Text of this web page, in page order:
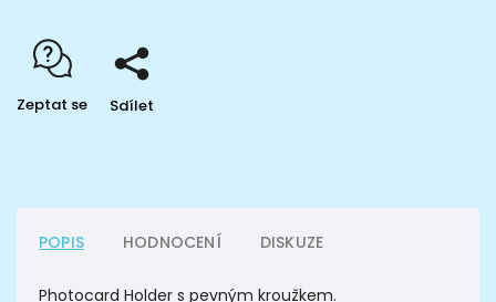
Zeptat se Sdílet
POPIS HODNOCENÍ DISKUZE
Photocard Holder s pevným kroužkem.